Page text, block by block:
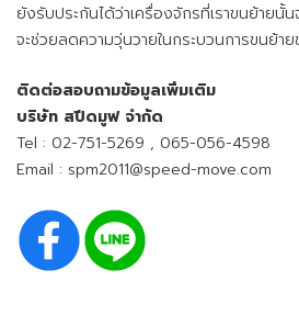
ยังรับประกันได้ว่าเครื่องจักรที่เราขนย้ายนั้
จะช่วยลดความวุ่นวายในกระบวนการขนย้า
ติดต่อสอบถามข้อมูลเพิ่มเติม
บริษัท สปีดมูฟ จำกัด
Tel : 02-751-5269 , 065-056-4598
Email : spm2011@speed-move.com